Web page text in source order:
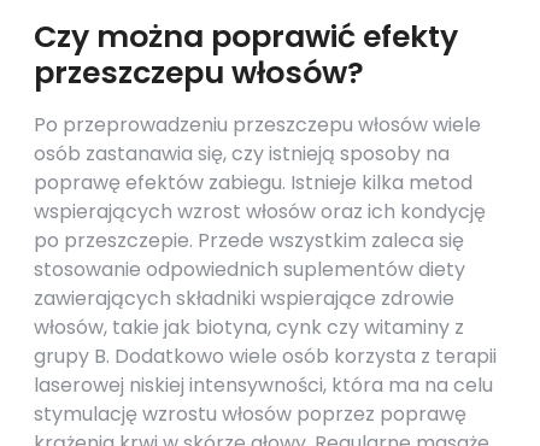
Czy można poprawić efekty
przeszczepu włosów?
Po przeprowadzeniu przeszczepu włosów wiele
osób zastanawia się, czy istnieją sposoby na
poprawę efektów zabiegu. Istnieje kilka metod
wspierających wzrost włosów oraz ich kondycję
po przeszczepie. Przede wszystkim zaleca się
stosowanie odpowiednich suplementów diety
zawierających składniki wspierające zdrowie
włosów, takie jak biotyna, cynk czy witaminy z
grupy B. Dodatkowo wiele osób korzysta z terapii
laserowej niskiej intensywności, która ma na celu
stymulację wzrostu włosów poprzez poprawę